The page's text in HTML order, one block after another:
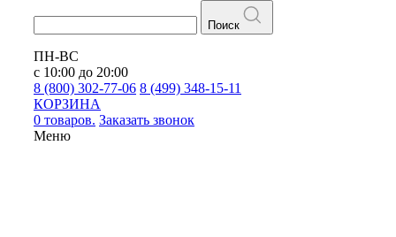
Поиск
ПН-ВС
с 10:00 до 20:00
8 (800) 302-77-06 8 (499) 348-15-11
КОРЗИНА
0 товаров. Заказать звонок
Меню